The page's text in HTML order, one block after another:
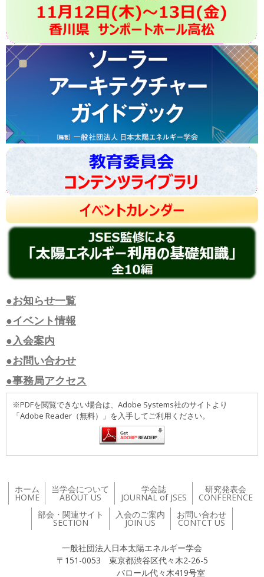
●お知らせ一覧
●イベント情報
●入会案内
●お問い合わせ
●事務局アクセス
※PDFを閲覧できない場合は、Adobe Systems社のサイトより
「Adobe Reader（無料）」を入手してご利用ください。
ホーム
HOME
当学会について
ABOUT US
学会誌
JOURNAL of JSES
研究発表会
CONFERENCE
部会・関連サイト
SECTION
入会のご案内
JOIN US
お問い合わせ
CONTCT US
一般社団法人日本太陽エネルギー学会
〒151-0053 東京都渋谷区代々木2-26-5
バロール代々木419号室